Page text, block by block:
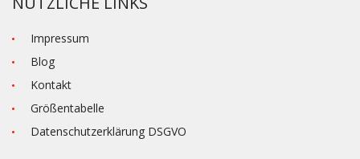
Impressum
Blog
Kontakt
Größentabelle
Datenschutzerklärung DSGVO